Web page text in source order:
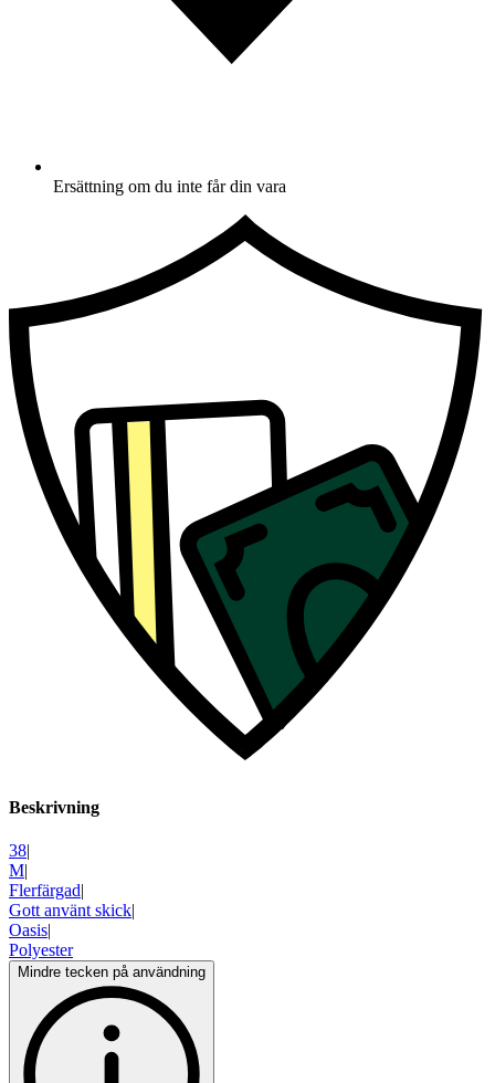
Ersättning om du inte får din vara
Beskrivning
38|
M|
Flerfärgad|
Gott använt skick|
Oasis|
Polyester
Mindre tecken på användning